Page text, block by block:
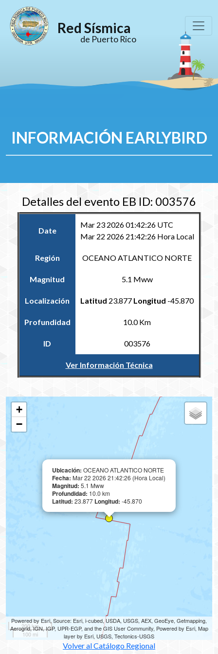
Red Sísmica
de Puerto Rico
INFORMACIÓN EARLYBIRD
Detalles del evento EB ID: 003576
Date
Mar 23 2026 01:42:26 UTC
Mar 22 2026 21:42:26 Hora Local
Región OCEANO ATLANTICO NORTE
Magnitud 5.1 Mww
Localización Latitud 23.877 Longitud -45.870
Profundidad 10.0 Km
ID 003576
Ver Información Técnica
Ubicación: OCEANO ATLANTICO NORTE
Fecha: Mar 22 2026 21:42:26 (Hora Local)
Magnitud: 5.1 Mww
Profundidad: 10.0 km
Latitud: 23.877 Longitud: -45.870
+
−
200 km
100 mi
Powered by Esri, Source: Esri, i-cubed, USDA, USGS, AEX, GeoEye, Getmapping,
Aerogrid, IGN, IGP, UPR-EGP, and the GIS User Community, Powered by Esri, Map
layer by Esri, USGS, Tectonics-USGS
Volver al Catálogo Regional